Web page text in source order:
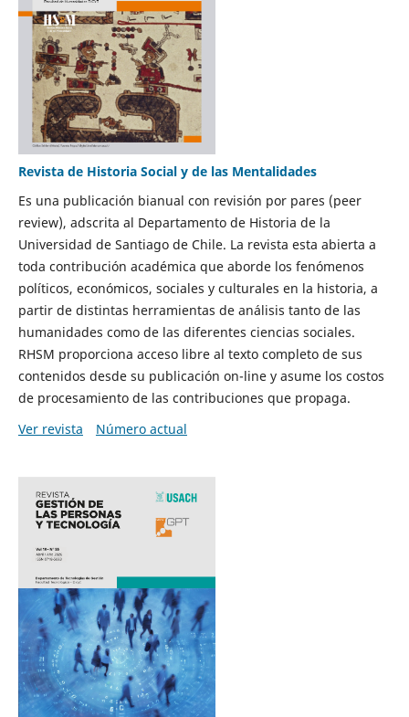
Revista de Historia Social y de las Mentalidades
Es una publicación bianual con revisión por pares (peer
review), adscrita al Departamento de Historia de la
Universidad de Santiago de Chile. La revista esta abierta a
toda contribución académica que aborde los fenómenos
políticos, económicos, sociales y culturales en la historia, a
partir de distintas herramientas de análisis tanto de las
humanidades como de las diferentes ciencias sociales.
RHSM proporciona acceso libre al texto completo de sus
contenidos desde su publicación on-line y asume los costos
de procesamiento de las contribuciones que propaga.
Ver revista
Número actual